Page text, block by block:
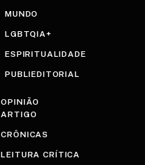
MUNDO
LGBTQIA+
ESPIRITUALIDADE
PUBLIEDITORIAL
OPINIÃO
ARTIGO
CRÔNICAS
LEITURA CRÍTICA